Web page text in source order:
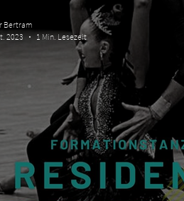
Bertram
2023
1 Min. Lesezeit